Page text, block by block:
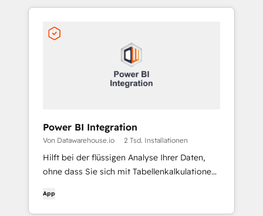
Power BI Integration
Von Datawarehouse.io 2 Tsd. Installationen
Hilft bei der flüssigen Analyse Ihrer Daten,
ohne dass Sie sich mit Tabellenkalkulationen
App